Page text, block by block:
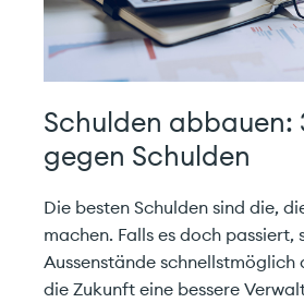
Schulden abbauen:
gegen Schulden
Die besten Schulden sind die,
machen. Falls es doch passiert,
Aussenstände schnellstmöglich
die Zukunft eine bessere
Pelikanweg 2
+41